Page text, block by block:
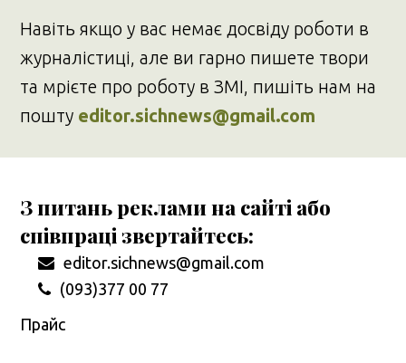
Навіть якщо у вас немає досвіду роботи в
журналістиці, але ви гарно пишете твори
та мрієте про роботу в ЗМІ, пишіть нам на
пошту editor.sichnews@gmail.com
З питань реклами на сайті або
співпраці звертайтесь:
editor.sichnews@gmail.com
(093)377 00 77
Прайс